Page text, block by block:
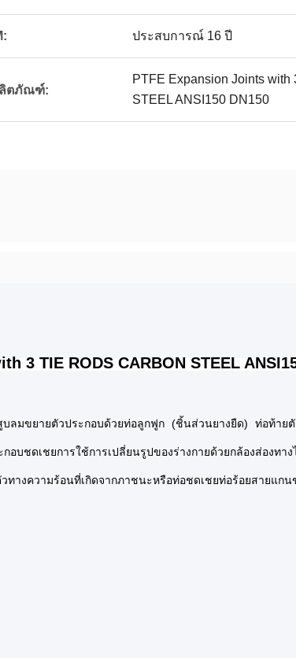
ประสบการณ์ 16 ปี
ตภัณฑ์:
PTFE Expansion Joints with
STEEL ANSI150 DN150
3 TIE RODS CARBON STEEL
สูบลมขยายตัวประกอบด้วยท่อลูกฟูก (ชิ้นส่วนยางยืด) ท่อท้าย
กอบชดเชยการใช้การเปลี่ยนรูปของร่างกายด้วยกล้องส่องทา
างความร้อนที่เกิดจากภาชนะหรือท่อชดเชยท่อร้อยสายแกน